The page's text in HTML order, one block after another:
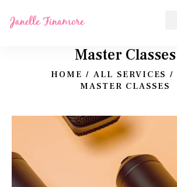
Master Classes
HOME ALL SERVICES
MASTER CLASSES